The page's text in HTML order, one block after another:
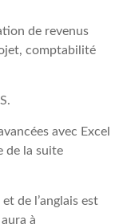
de revenus
comptabilité
avec Excel
de la suite
de l’anglais est
à